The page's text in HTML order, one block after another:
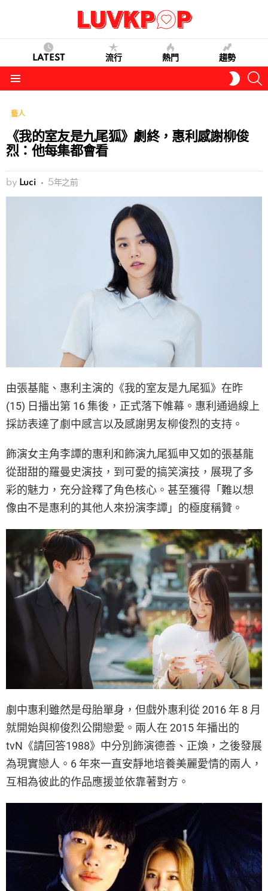
LATEST 流行 熱門 趨勢
SKIN
藝人
《我的室友是九尾狐》劇終，惠利感謝柳俊
烈：他每集都會看
by Luci 5年之前
由張基龍、惠利主演的《我的室友是九尾狐》在昨
(15) 日播出第 16 集後，正式落下帷幕。惠利通過線上
採訪表達了劇中感言以及感謝男友柳俊烈的支持。
飾演女主角李譚的惠利和飾演九尾狐申又如的張基龍
從甜甜的羅曼史演技，到可愛的搞笑演技，展現了多
彩的魅力，充分詮釋了角色核心。甚至獲得「難以想
像由不是惠利的其他人來扮演李譚」的極度稱贊。
劇中惠利雖然是母胎單身，但戲外惠利從 2016 年 8 月
就開始與柳俊烈公開戀愛。兩人在 2015 年播出的
tvN《請回答1988》中分別飾演德善、正煥，之後發展
為現實戀人。6 年來一直安靜地培養美麗愛情的兩人，
互相為彼此的作品應援並依靠著對方。